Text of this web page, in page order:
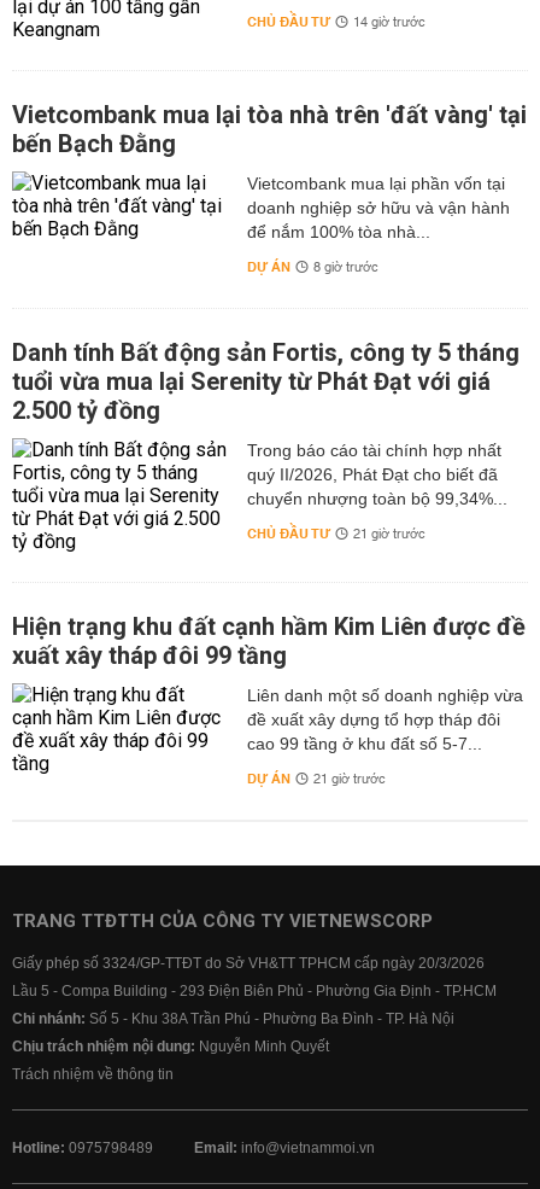
CHỦ ĐẦU TƯ 14 giờ trước
Vietcombank mua lại tòa nhà trên 'đất vàng' tại
bến Bạch Đằng
Vietcombank mua lại phần vốn tại
doanh nghiệp sở hữu và vận hành
để nắm 100% tòa nhà...
DỰ ÁN 8 giờ trước
Danh tính Bất động sản Fortis, công ty 5 tháng
tuổi vừa mua lại Serenity từ Phát Đạt với giá
2.500 tỷ đồng
Trong báo cáo tài chính hợp nhất
quý II/2026, Phát Đạt cho biết đã
chuyển nhượng toàn bộ 99,34%...
CHỦ ĐẦU TƯ 21 giờ trước
Hiện trạng khu đất cạnh hầm Kim Liên được đề
xuất xây tháp đôi 99 tầng
Liên danh một số doanh nghiệp vừa
đề xuất xây dựng tổ hợp tháp đôi
cao 99 tầng ở khu đất số 5-7...
DỰ ÁN 21 giờ trước
TRANG TTĐTTH CỦA CÔNG TY VIETNEWSCORP
Giấy phép số 3324/GP-TTĐT do Sở VH&TT TPHCM cấp ngày 20/3/2026
Lầu 5 - Compa Building - 293 Điện Biên Phủ - Phường Gia Định - TP.HCM
Chi nhánh: Số 5 - Khu 38A Trần Phú - Phường Ba Đình - TP. Hà Nội
Chịu trách nhiệm nội dung: Nguyễn Minh Quyết
Trách nhiệm về thông tin
Hotline: 0975798489 Email: info@vietnammoi.vn